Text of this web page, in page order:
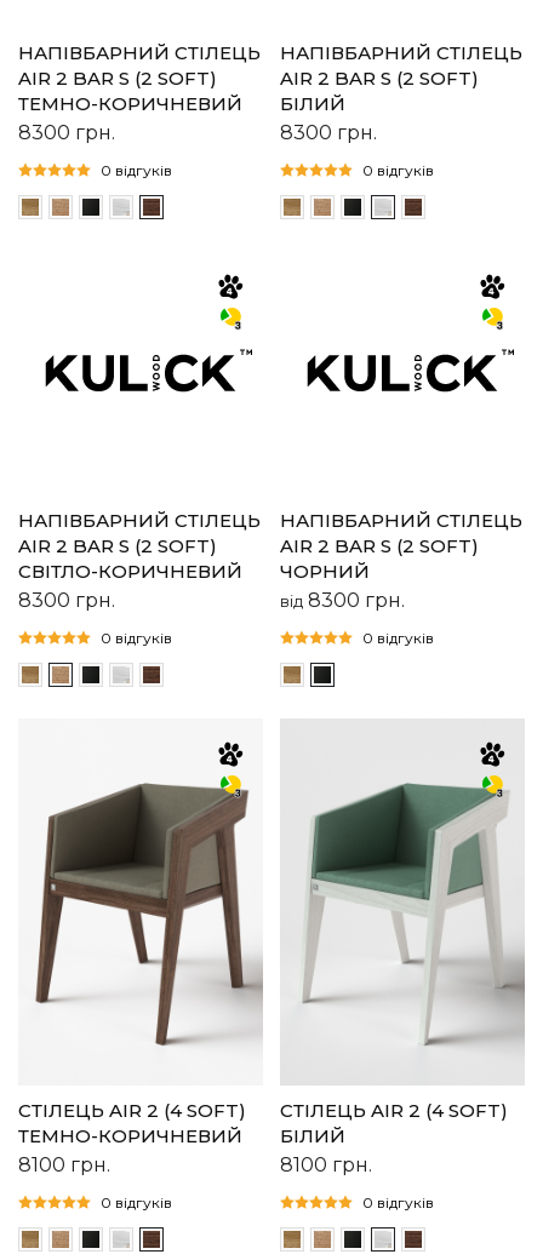
НАПІВБАРНИЙ СТІЛЕЦЬ
AIR 2 BAR S (2 SOFT)
ТЕМНО-КОРИЧНЕВИЙ
8300 грн.
0 відгуків
НАПІВБАРНИЙ СТІЛЕЦЬ
AIR 2 BAR S (2 SOFT)
БІЛИЙ
8300 грн.
0 відгуків
НАПІВБАРНИЙ СТІЛЕЦЬ
AIR 2 BAR S (2 SOFT)
СВІТЛО-КОРИЧНЕВИЙ
8300 грн.
0 відгуків
НАПІВБАРНИЙ СТІЛЕЦЬ
AIR 2 BAR S (2 SOFT)
ЧОРНИЙ
від 8300 грн.
0 відгуків
СТІЛЕЦЬ AIR 2 (4 SOFT)
ТЕМНО-КОРИЧНЕВИЙ
8100 грн.
0 відгуків
СТІЛЕЦЬ AIR 2 (4 SOFT)
БІЛИЙ
8100 грн.
0 відгуків